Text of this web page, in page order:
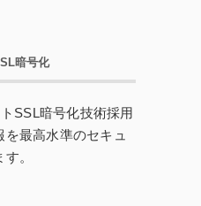
暗号化
SSL暗号化技術採用
最高水準のセキュ
。